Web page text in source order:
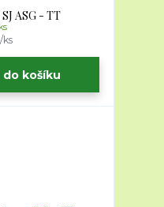
ASG - TT
/ks
do košíku